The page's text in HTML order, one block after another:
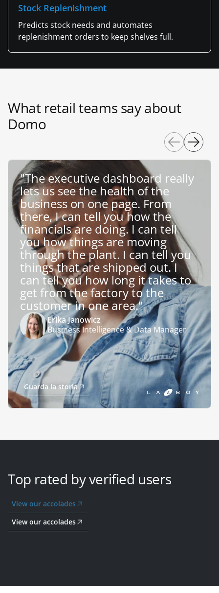
Stock Replenishment
Predicts stock needs and automates
replenishment orders to keep shelves full.
What retail teams say about
Domo
"The executive dashboard really
lets us see the health of the
business on one page. From
there, I can tell you how the
financials are doing. I can tell
you how things are moving
through the plant. I can tell you
things that are shipped out. I
can tell you how long it takes to
get from the factory to the
customer in one area."
Erika Janowicz
Business Intelligence & Data Manager
Guarda la storia
Top rated by verified users
View our accolades
View our accolades